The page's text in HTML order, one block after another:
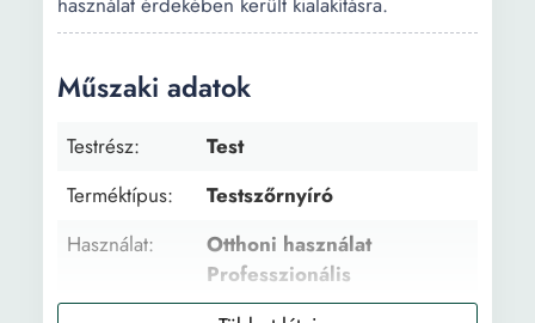
Műszaki adatok
Testrész:
Test
Terméktípus:
Testszőrnyíró
Használat:
Otthoni használat
Professzionális